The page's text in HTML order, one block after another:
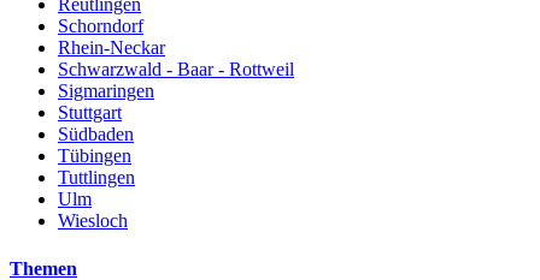
Reutlingen
Schorndorf
Rhein-Neckar
Schwarzwald - Baar - Rottweil
Sigmaringen
Stuttgart
Südbaden
Tübingen
Tuttlingen
Ulm
Wiesloch
Themen